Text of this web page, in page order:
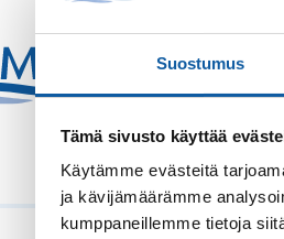
Suostumus
Tämä sivusto käyttää
Käytämme evästeitä
ja kävijämäärämme
kumppaneillemme tietoja